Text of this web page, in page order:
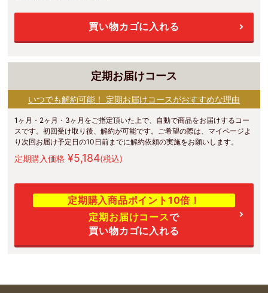
買い物カゴに入れる
定期お届けコース
いつでも解約可能！ 定期お届けコースがおすすめな理由
1ヶ月・2ヶ月・3ヶ月をご指定頂いた上で、自動で商品をお届けするコー
スです。初回受け取り後、解約が可能です。ご希望の際は、マイページよ
り次回お届け予定日の10日前までに解約依頼の実施をお願いします。
定期購入価格 ¥5,184(税込)
定期購入商品ポイント10倍！
定期お届けコースで
買い物カゴに入れる